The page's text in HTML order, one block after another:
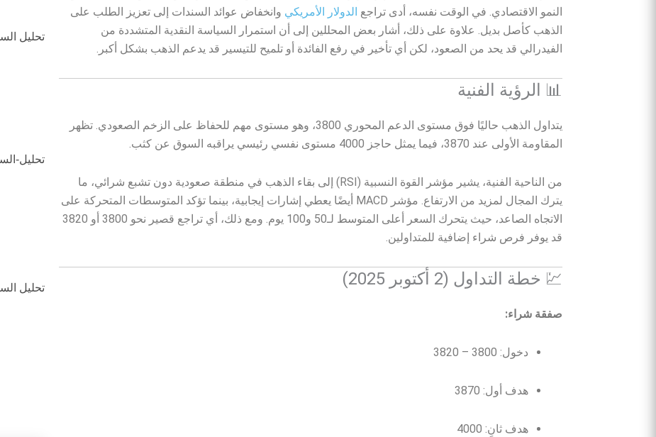
النمو الاقتصادي. في الوقت نفسه، أدى تراجع الدولار الأمريكي وانخفاض عوائد السندات إلى تعزيز الطلب على
الذهب كأصل بديل. علاوة على ذلك، أشار بعض المحللين إلى أن استمرار السياسة النقدية المتشددة من
الفيدرالي قد يحد من الصعود، لكن أي تأخير في رفع الفائدة أو تلميح للتيسير قد يدعم الذهب بشكل أكبر.
📊 الرؤية الفنية
يتداول الذهب حاليًا فوق مستوى الدعم المحوري 3800، وهو مستوى مهم للحفاظ على الزخم الصعودي. تظهر
المقاومة الأولى عند 3870، فيما يمثل حاجز 4000 مستوى نفسي رئيسي يراقبه السوق عن كثب.
من الناحية الفنية، يشير مؤشر القوة النسبية (RSI) إلى بقاء الذهب في منطقة صعودية دون تشبع شرائي، ما
يترك المجال لمزيد من الارتفاع. مؤشر MACD أيضًا يعطي إشارات إيجابية، بينما تؤكد المتوسطات المتحركة على
الاتجاه الصاعد، حيث يتحرك السعر أعلى المتوسط لـ50 و100 يوم. ومع ذلك، أي تراجع قصير نحو 3800 أو 3820
قد يوفر فرص شراء إضافية للمتداولين.
💹 خطة التداول (2 أكتوبر 2025)
صفقة شراء:
دخول: 3800 – 3820
هدف أول: 3870
هدف ثانٍ: 4000
تحليل السوق
تحليل-
تحليل السوق